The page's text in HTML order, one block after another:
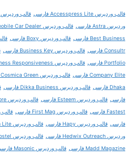
قالب وردپرس Accesspress Lite فارسی قالب وردپرس Anderson Lite فارسی
وردپرس Astra فارسی
قالب وردپرس Automobile Car Dealer فارسی
Best Business فارسی
قالب وردپرس Boxy فارسی
Consultr فارسی
قالب وردپرس Business Key فارسی
Portfolio فارسی
قالب وردپرس Business Responsiveness فارسی
Company Elite فارسی
قالب وردپرس Cosmica Green فارسی
Dhaka فارسی
قالب وردپرس Dikka Business فارسی
فارسی قالب وردپرس Esteem فارسی قالب وردپرس Explore فارسی
Fastest فارسی
قالب وردپرس First Mag فارسی
فارسی قالب وردپرس Hapy فارسی قالب وردپرس Hasten Lite فارسی
وردپرس Hedwix Outreach فارسی
قالب وردپرس Hostel فارسی
Madd Magazine فارسی
قالب وردپرس Masonic فارسی